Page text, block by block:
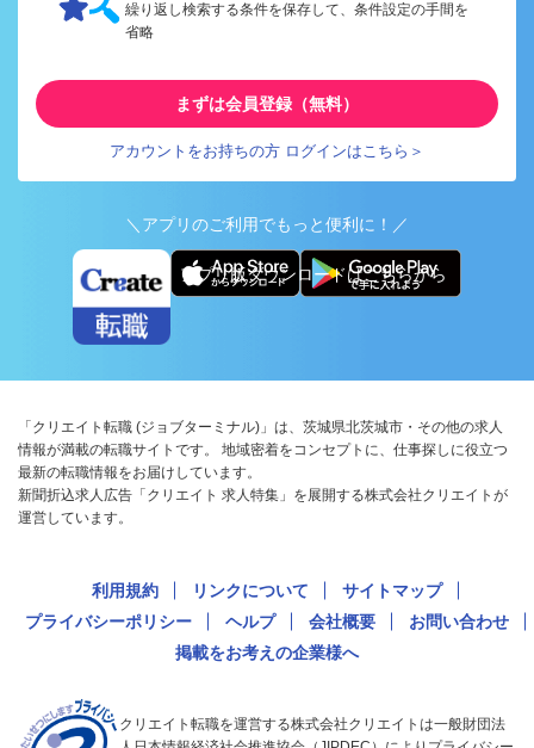
繰り返し検索する条件を保存して、条件設定の手間を
省略
まずは会員登録（無料）
アカウントをお持ちの方 ログインはこちら＞
＼アプリのご利用でもっと便利に！／
アプリ版ダウンロードはこちらから
「クリエイト転職 (ジョブターミナル)」は、茨城県北茨城市・その他の求人
情報が満載の転職サイトです。 地域密着をコンセプトに、仕事探しに役立つ
最新の転職情報をお届けしています。
新聞折込求人広告「クリエイト 求人特集」を展開する株式会社クリエイトが
運営しています。
利用規約 リンクについて
サイトマップ
プライバシーポリシー
ヘルプ 会社概要
お問い合わせ
掲載をお考えの企業様へ
クリエイト転職を運営する株式会社クリエイトは一般財団法